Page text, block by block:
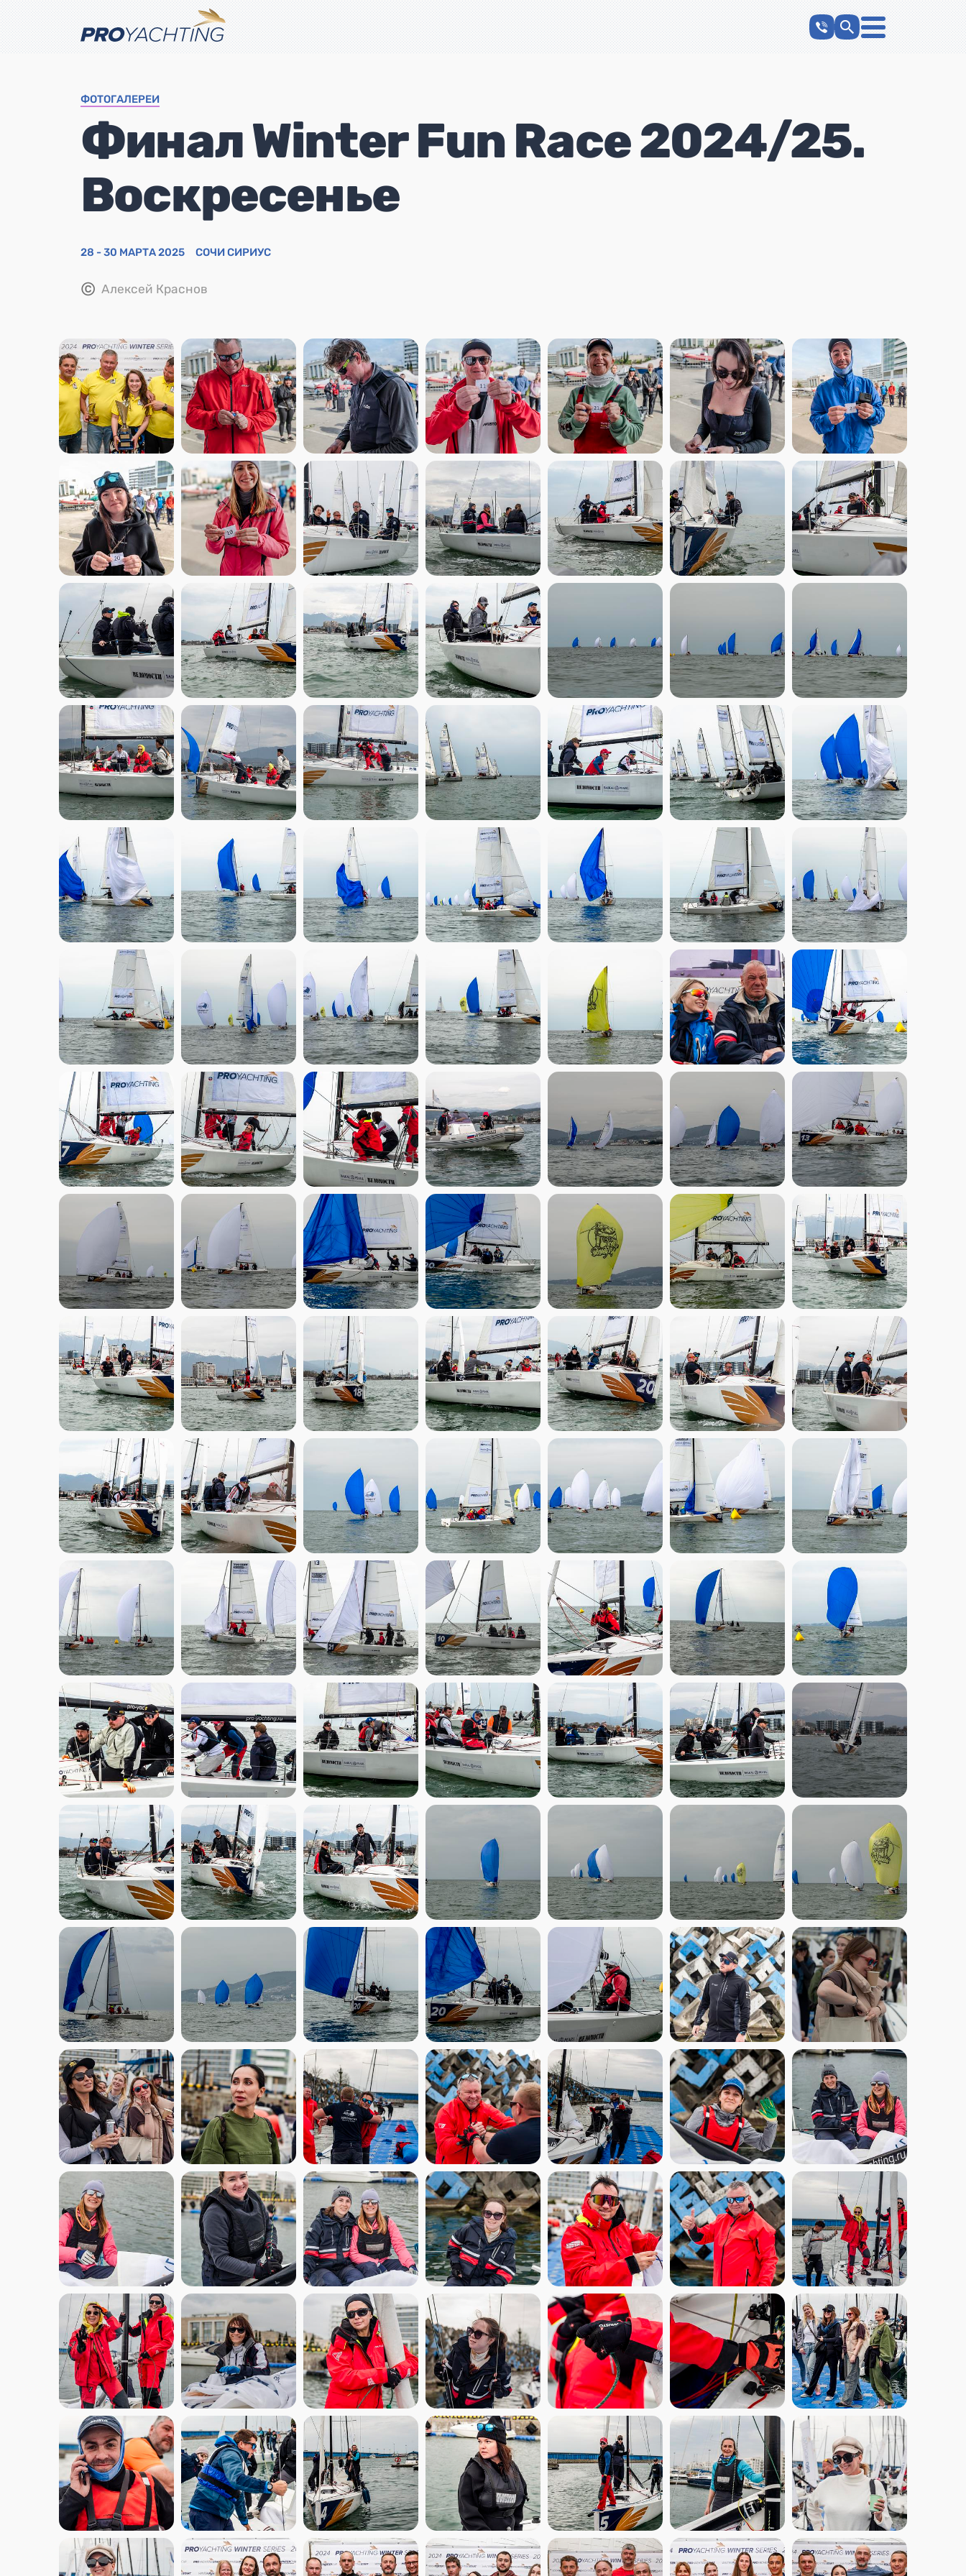
ФОТОГАЛЕРЕИ
Финал Winter Fun Race 2024/25.
Воскресенье
28 - 30 МАРТА 2025 СОЧИ СИРИУС
© Алексей Краснов